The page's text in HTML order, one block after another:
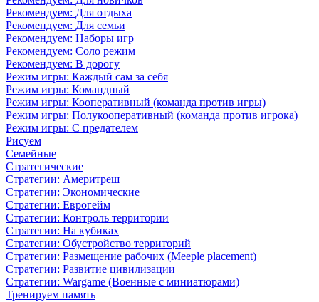
Рекомендуем: Для отдыха
Рекомендуем: Для семьи
Рекомендуем: Наборы игр
Рекомендуем: Соло режим
Рекомендуем: В дорогу
Режим игры: Каждый сам за себя
Режим игры: Командный
Режим игры: Кооперативный (команда против игры)
Режим игры: Полукооперативный (команда против игрока)
Режим игры: С предателем
Рисуем
Семейные
Стратегические
Стратегии: Америтреш
Стратегии: Экономические
Стратегии: Еврогейм
Стратегии: Контроль территории
Стратегии: На кубиках
Стратегии: Обустройство территорий
Стратегии: Размещение рабочих (Meeple placement)
Стратегии: Развитие цивилизации
Стратегии: Wargame (Военные с миниатюрами)
Тренируем память